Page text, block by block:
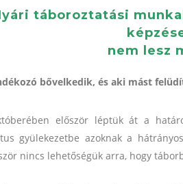
táboroztatási
nem lesz
bővelkedik, és aki mást
először léptük át a
gyülekezetbe azoknak a
nincs lehetőségük arra, hogy